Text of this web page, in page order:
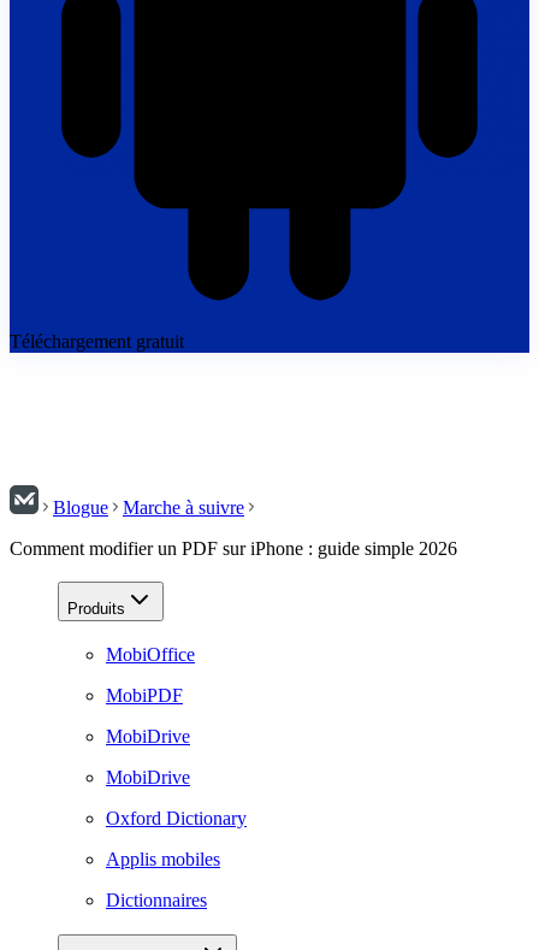
Téléchargement gratuit
Blogue
Marche à suivre
Comment modifier un PDF sur iPhone : guide simple 2026
Produits
MobiOffice
MobiPDF
MobiDrive
MobiDrive
Oxford Dictionary
Applis mobiles
Dictionnaires